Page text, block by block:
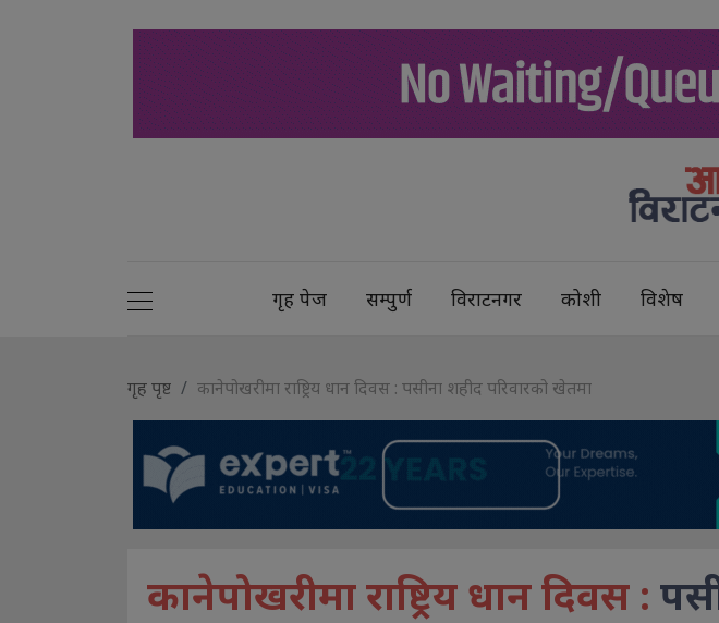
गृह पेज सम्पुर्ण विराटनगर कोशी विशेष
गृह पृष्ट कानेपोखरीमा राष्ट्रिय धान दिवस : पसीना शहीद परिवारको खेतमा
कानेपोखरीमा राष्ट्रिय धान दिवस :